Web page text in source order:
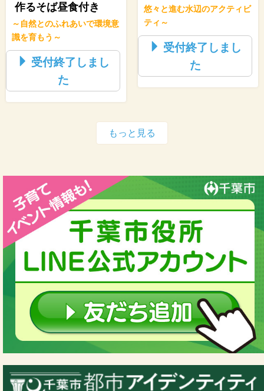
作るそば昼食付き
～自然とのふれあいで環境意
識を育もう～
受付終了しまし
た
悠々と進む水辺のアクティビ
ティ～
受付終了しまし
た
もっと見る